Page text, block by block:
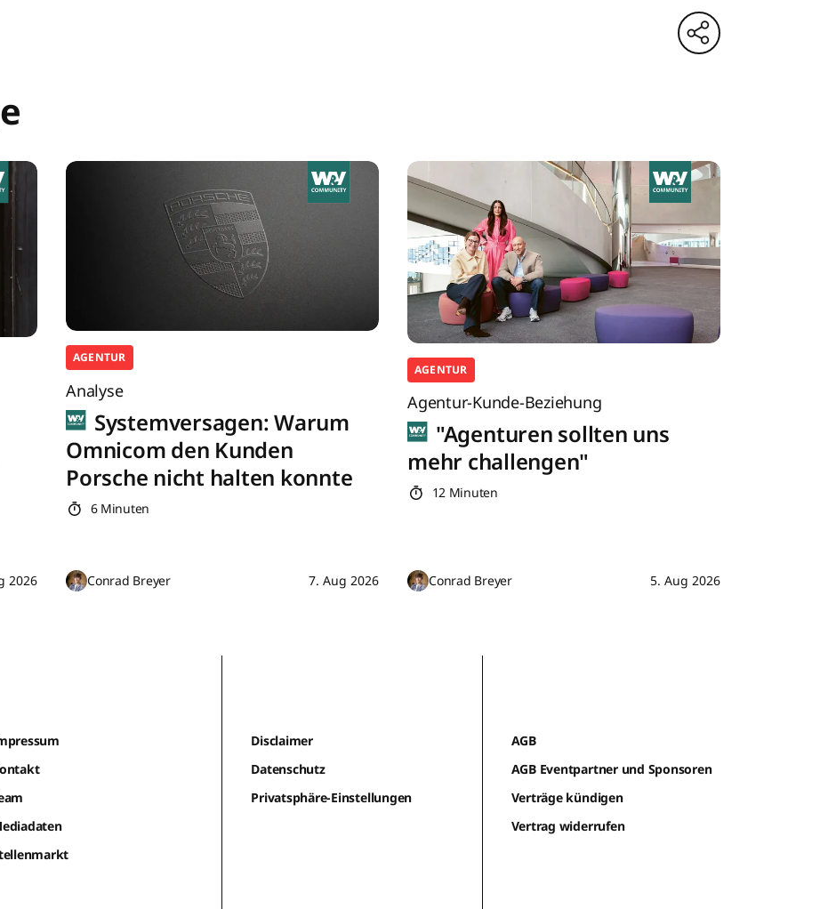
2026
AGENTUR
Analyse
Systemversagen: Warum
Omnicom den Kunden
Porsche nicht halten konnte
6 Minuten
Conrad Breyer 7. Aug 2026
AGENTUR
Agentur-Kunde-Beziehung
"Agenturen sollten uns
mehr challengen"
12 Minuten
Conrad Breyer 5. Aug 2026
Disclaimer
Datenschutz
Privatsphäre-Einstellungen
AGB
AGB Eventpartner und Sponsoren
Verträge kündigen
Vertrag widerrufen